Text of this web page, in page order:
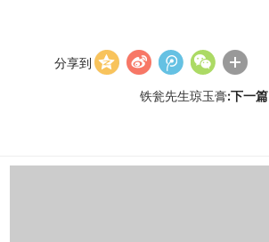
分享到
铁瓮先生琼玉膏:下一篇